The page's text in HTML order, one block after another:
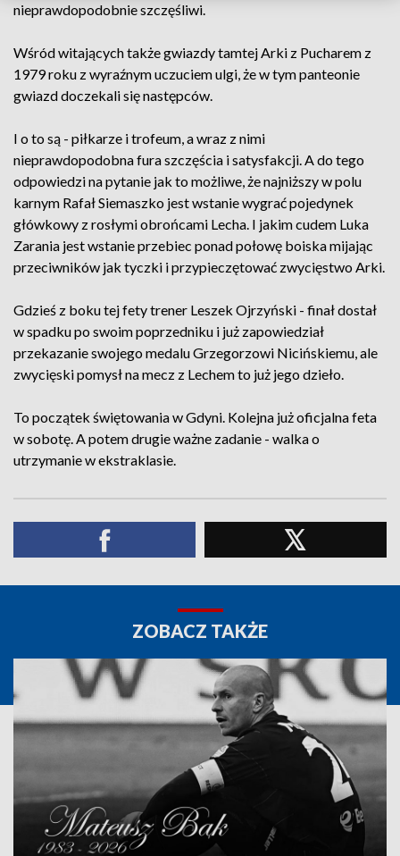
nieprawdopodobnie szczęśliwi.
Wśród witających także gwiazdy tamtej Arki z Pucharem z
1979 roku z wyraźnym uczuciem ulgi, że w tym panteonie
gwiazd doczekali się następców.
I o to są - piłkarze i trofeum, a wraz z nimi
nieprawdopodobna fura szczęścia i satysfakcji. A do tego
odpowiedzi na pytanie jak to możliwe, że najniższy w polu
karnym Rafał Siemaszko jest wstanie wygrać pojedynek
główkowy z rosłymi obrońcami Lecha. I jakim cudem Luka
Zarania jest wstanie przebiec ponad połowę boiska mijając
przeciwników jak tyczki i przypieczętować zwycięstwo Arki.
Gdzieś z boku tej fety trener Leszek Ojrzyński - finał dostał
w spadku po swoim poprzedniku i już zapowiedział
przekazanie swojego medalu Grzegorzowi Nicińskiemu, ale
zwycięski pomysł na mecz z Lechem to już jego dzieło.
To początek świętowania w Gdyni. Kolejna już oficjalna feta
w sobotę. A potem drugie ważne zadanie - walka o
utrzymanie w ekstraklasie.
ZOBACZ TAKŻE